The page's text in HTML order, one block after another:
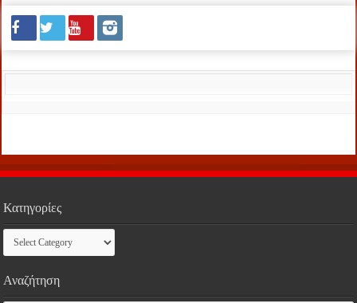
Κατηγορίες
Κατηγορίες
Αναζήτηση